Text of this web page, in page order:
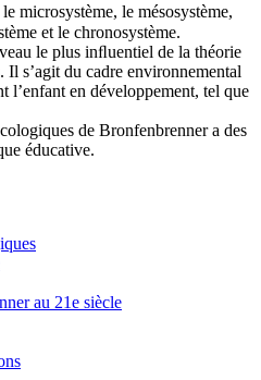
microsystème, le mésosystème,
et le chronosystème.
le plus inﬂuentiel de la théorie
Il s’agit du cadre environnemental
l’enfant en développement, tel que
de Bronfenbrenner a des
éducative.
au 21e siècle